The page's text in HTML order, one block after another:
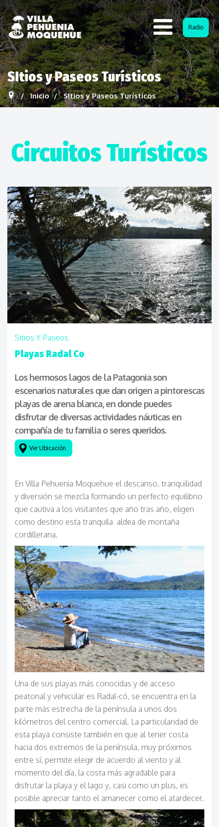
Radio
SItios y Paseos Turísticos
Inicio SItios y Paseos Turísticos
Circuitos Turísticos
Sitios Y Paseos
Playas Radal Co
Los hermosos lagos de la Patagonia son
escenarios naturales que dan origen a pintorescas
playas de arena blanca, en donde puedes
disfrutar de diversas actividades náuticas en
compañía de tu familia o seres queridos.
Ver Ubicación
En Villa Pehuenia Moquehue el descanso, tranquilidad
y diversión se mezcla formando un perfecto equilibrio
que cautiva a los visitantes que año tras año, eligen
como destino esta tranquila aldea de montaña
cordillerana.
Una de sus playas más conocidas y de acceso
peatonal y vehicular es Radal-có, se encuentra en la
parte más estrecha de la península a unos dos
kilómetros del centro comercial. La particularidad de
esta playa consiste también en que al tener costa
hacia dos extremos de la península, muy próximos
entre sí, permite elegir de acuerdo al viento y al
momento del día, la costa más agradable para
disfrutar la playa y el lago y, casi como un plus, es
posible apreciar tanto el amanecer como el atardecer.